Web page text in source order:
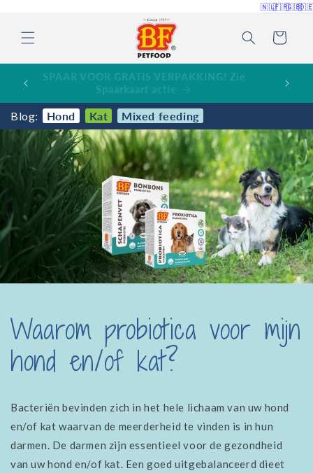
🇳🇱🇫🇷🇬🇧
Winkelwagen
SPAAR VOOR GRATIS VERPAKKING! Zie
Spaarkaart actie
Blog: Hond Kat Mixed feeding
Waarom probiotica voor mijn
hond en/of kat?
Bacteriën bevinden zich in het hele lichaam van uw hond
en/of kat waarvan de meerderheid te vinden is in hun
darmen. De darmen zijn essentieel voor de gezondheid
van uw hond en/of kat. Een goed uitgebalanceerd dieet